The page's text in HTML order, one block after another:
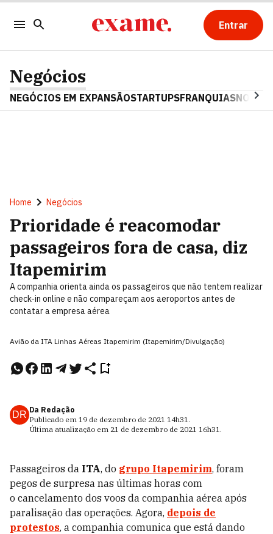
Entrar
Negócios
NEGÓCIOS EM EXPANSÃOSTARTUPSFRANQUIAS
Home Negócios
Prioridade é reacomodar
passageiros fora de casa, diz
Itapemirim
A companhia orienta ainda os passageiros que não tentem realizar
check-in online e não compareçam aos aeroportos antes de
contatar a empresa aérea
Avião da ITA Linhas Aéreas Itapemirim (Itapemirim/Divulgação)
DR Da Redação
Publicado em 19 de dezembro de 2021 14h31.
Última atualização em 21 de dezembro de 2021 16h31.
Passageiros da ITA, do grupo Itapemirim, foram
pegos de surpresa nas últimas horas com
o cancelamento dos voos da companhia aérea após
paralisação das operações. Agora, depois de
protestos, a companhia comunica que está dando